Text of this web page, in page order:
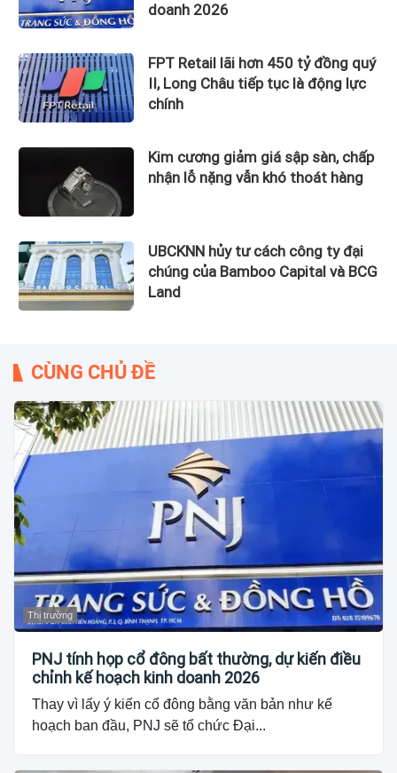
doanh 2026
FPT Retail lãi hơn 450 tỷ đồng quý
II, Long Châu tiếp tục là động lực
chính
Kim cương giảm giá sập sàn, chấp
nhận lỗ nặng vẫn khó thoát hàng
UBCKNN hủy tư cách công ty đại
chúng của Bamboo Capital và BCG
Land
CÙNG CHỦ ĐỀ
Thị trường
PNJ tính họp cổ đông bất thường, dự kiến điều
chỉnh kế hoạch kinh doanh 2026
Thay vì lấy ý kiến cổ đông bằng văn bản như kế
hoạch ban đầu, PNJ sẽ tổ chức Đại...